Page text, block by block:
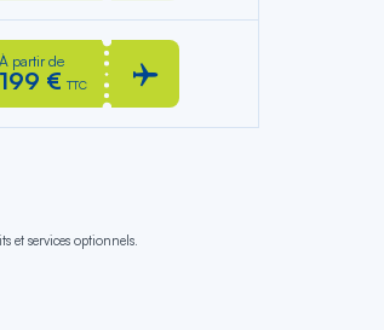
À partir de
199 € TTC
et services optionnels.